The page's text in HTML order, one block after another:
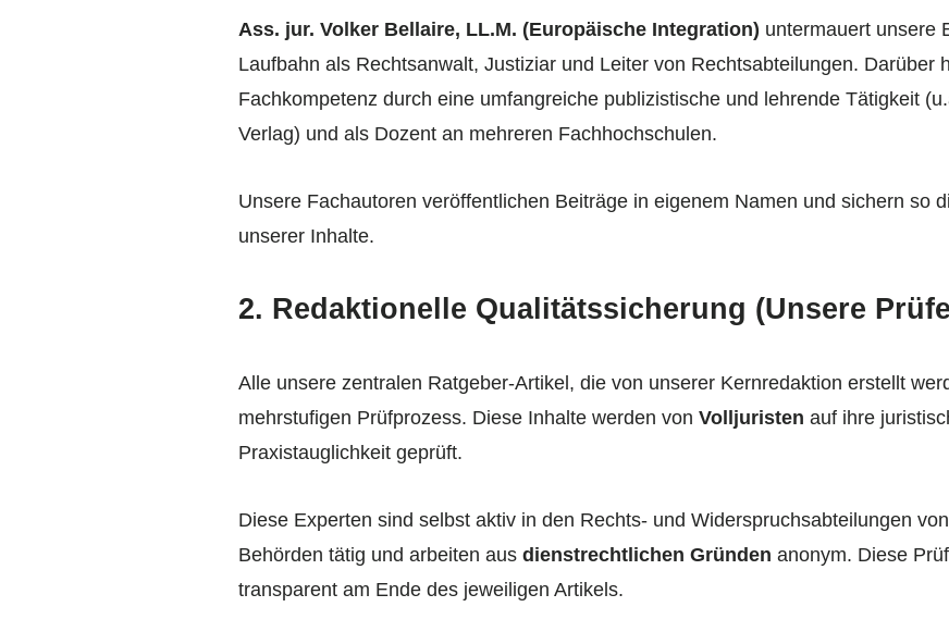
Ass. jur. Volker Bellaire, LL.M. (Europäische Integration) untermauert unsere
Laufbahn als Rechtsanwalt, Justiziar und Leiter von Rechtsabteilungen. Darüber
Fachkompetenz durch eine umfangreiche publizistische und lehrende Tätigkeit
Verlag) und als Dozent an mehreren Fachhochschulen.
Unsere Fachautoren veröffentlichen Beiträge in eigenem Namen und sichern so
unserer Inhalte.
2. Redaktionelle Qualitätssicherung (Unsere
Alle unsere zentralen Ratgeber-Artikel, die von unserer Kernredaktion erstellt
mehrstufigen Prüfprozess. Diese Inhalte werden von Volljuristen auf ihre
Praxistauglichkeit geprüft.
Diese Experten sind selbst aktiv in den Rechts- und Widerspruchsabteilungen
Behörden tätig und arbeiten aus dienstrechtlichen Gründen anonym. Diese
transparent am Ende des jeweiligen Artikels.